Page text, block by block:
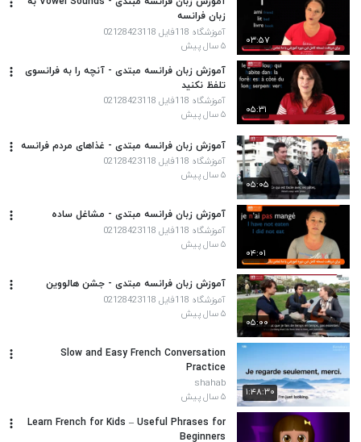
۰۳:۵۷
زبان فرانسه
آموزشگاه 118فایل 02128423118
۵ سال پیش
۰۵:۳۱
آموزش زبان فرانسه مبتدی - آنچه را به فرانسوی
تلفظ نکنید
آموزشگاه 118فایل 02128423118
۵ سال پیش
۰۵:۰۵
آموزش زبان فرانسه مبتدی - غذاهای مردم فرانسه
آموزشگاه 118فایل 02128423118
۵ سال پیش
۰۴:۰۱
آموزش زبان فرانسه مبتدی - مشاغل ساده
آموزشگاه 118فایل 02128423118
۵ سال پیش
۰۵:۰۰
آموزش زبان فرانسه مبتدی - جشن هالووین
آموزشگاه 118فایل 02128423118
۵ سال پیش
۱:۴۸:۳۰
Slow and Easy French Conversation
Practice
shahab
۵ سال پیش
Learn French for Kids – Useful Phrases for
Beginners